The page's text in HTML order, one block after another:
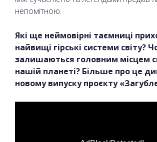
непомітною.
Які ще неймовірні таємниці
найвищі гірські системи світу?
залишаються головним місцем
нашій планеті? Більше про це
новому випуску проєкту